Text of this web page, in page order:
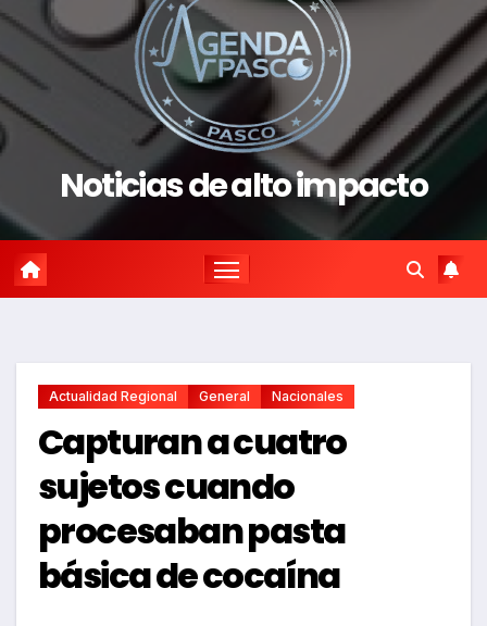
Noticias de alto impacto
Actualidad Regional General Nacionales
Capturan a cuatro
sujetos cuando
procesaban pasta
básica de cocaína